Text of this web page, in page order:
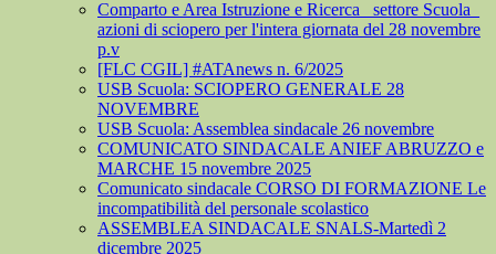
Comparto e Area Istruzione e Ricerca_ settore Scuola_
azioni di sciopero per l'intera giornata del 28 novembre
p.v
[FLC CGIL] #ATAnews n. 6/2025
USB Scuola: SCIOPERO GENERALE 28
NOVEMBRE
USB Scuola: Assemblea sindacale 26 novembre
COMUNICATO SINDACALE ANIEF ABRUZZO e
MARCHE 15 novembre 2025
Comunicato sindacale CORSO DI FORMAZIONE Le
incompatibilità del personale scolastico
ASSEMBLEA SINDACALE SNALS-Martedì 2
dicembre 2025